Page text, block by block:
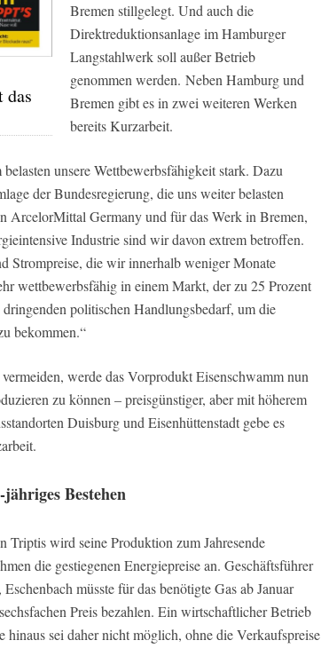
das
Bremen stillgelegt. Und auch die
Direktreduktionsanlage im Hamburger
Langstahlwerk soll außer Betrieb
genommen werden. Neben Hamburg und
Bremen gibt es in zwei weiteren Werken
bereits Kurzarbeit.
unsere Wettbewerbsfähigkeit stark. Dazu
der Bundesregierung, die uns weiter belasten
ArcelorMittal Germany und für das Werk in Bremen,
Industrie sind wir davon extrem betroffen.
Strompreise, die wir innerhalb weniger Monate
wettbewerbsfähig in einem Markt, der zu 25 Prozent
politischen Handlungsbedarf, um die
bekommen.“
werde das Vorprodukt Eisenschwamm nun
zu können – preisgünstiger, aber mit höherem
Duisburg und Eisenhüttenstadt gebe es
Bestehen
Triptis wird seine Produktion zum Jahresende
die gestiegenen Energiepreise an. Geschäftsführer
, Eschenbach müsste für das benötigte Gas ab Januar
Preis bezahlen. Ein wirtschaftlicher Betrieb
hinaus sei daher nicht möglich, ohne die Verkaufspreise